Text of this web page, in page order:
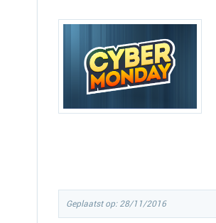
Geplaatst op: 28/11/2016